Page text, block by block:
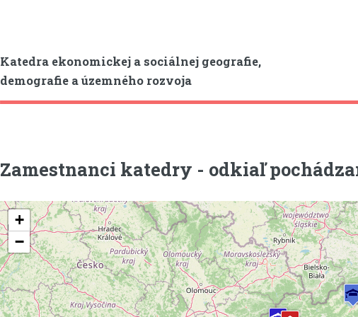
Katedra ekonomickej a sociálnej geografie,
demografie a územného rozvoja
Zamestnanci katedry - odkiaľ